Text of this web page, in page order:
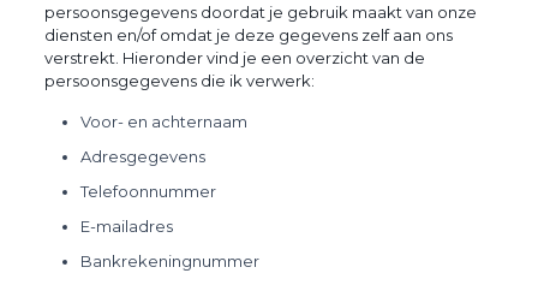
persoonsgegevens doordat je gebruik maakt van onze
diensten en/of omdat je deze gegevens zelf aan ons
verstrekt. Hieronder vind je een overzicht van de
persoonsgegevens die ik verwerk:
Voor- en achternaam
Adresgegevens
Telefoonnummer
E-mailadres
Bankrekeningnummer